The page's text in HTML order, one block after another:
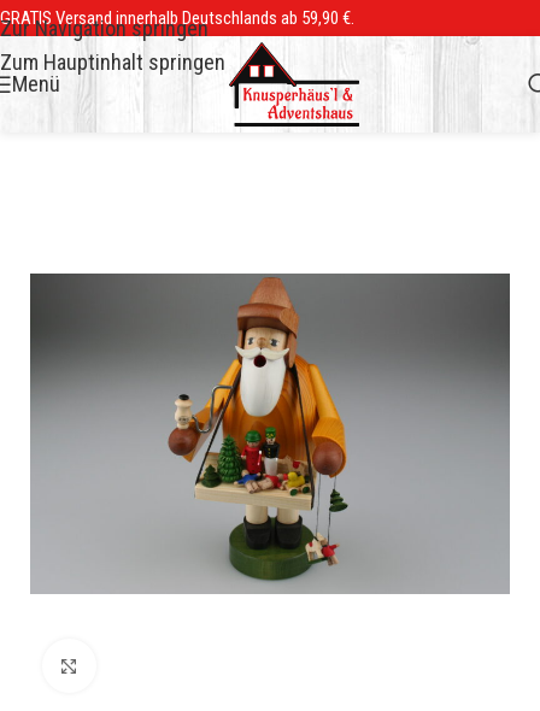
Zur Navigation springen
Zum Hauptinhalt springen
GRATIS Versand innerhalb Deutschlands ab 59,90 €.
Menü